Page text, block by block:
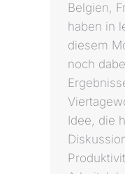
Belgien,
haben in
diesem
noch
Idee, die